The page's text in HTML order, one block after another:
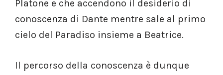
Platone e che accendono il desiderio di
conoscenza di Dante mentre sale al primo
cielo del Paradiso insieme a Beatrice.
Il percorso della conoscenza è dunque